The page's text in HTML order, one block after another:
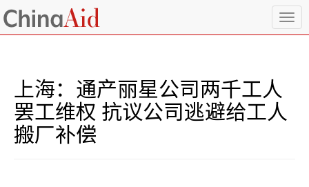
T
o
上海：通产丽星公司两千工人
罢工维权 抗议公司逃避给工人
搬厂补偿